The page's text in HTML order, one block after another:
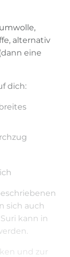
alternativ
eine
dich:
sich auch
kann in
und zur